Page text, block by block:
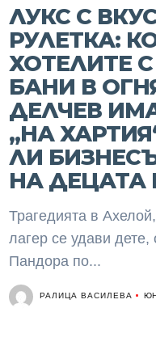
ЛУКС С
РУЛЕТКА:
ХОТЕЛИТЕ
БАНИ В
ДЕЛЧЕВ
„НА
ЛИ
НА ДЕЦАТА
Трагедията в
лагер се удави дете,
Пандора по...
РАЛИЦА ВАСИЛЕВА